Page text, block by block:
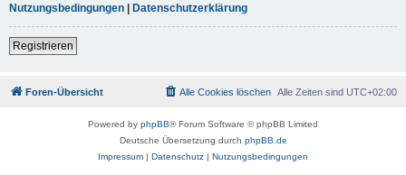
Nutzungsbedingungen | Datenschutzerklärung
Registrieren
Foren-Übersicht Alle Zeiten sind UTC+02:00
Alle Cookies löschen
Powered by phpBB® Forum Software © phpBB Limited
Deutsche Übersetzung durch phpBB.de
Impressum | Datenschutz | Nutzungsbedingungen